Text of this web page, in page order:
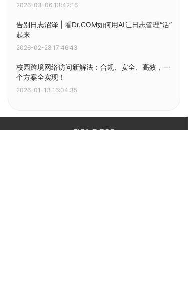
2026-03-06 13:42:16
告别日志沼泽 | 看Dr.COM如何用AI让日志管理“活”
起来
2026-02-28 17:46:43
校园跨境网络访问新解法：合规、安全、高效，一
个方案全实现！
2026-01-13 16:04:35